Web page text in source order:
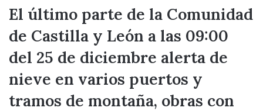
El último parte de la Comunidad
de Castilla y León a las 09:00
del 25 de diciembre alerta de
nieve en varios puertos y
tramos de montaña, obras con